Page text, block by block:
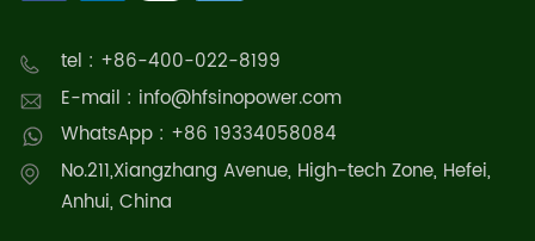
tel : +86-400-022-8199
E-mail : info@hfsinopower.com
WhatsApp : +86 19334058084
No.211,Xiangzhang Avenue, High-tech Zone, Hefei,
Anhui, China